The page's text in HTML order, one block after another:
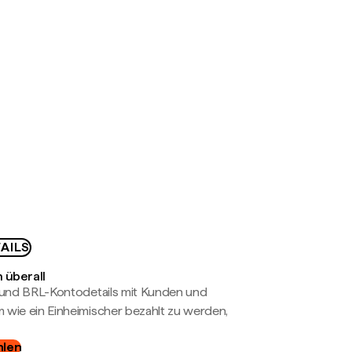
überall
und BRL-Kontodetails mit Kunden und
wie ein Einheimischer bezahlt zu werden,